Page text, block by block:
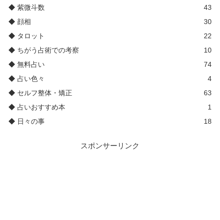
◆ 紫微斗数
43
◆ 顔相
30
◆ タロット
22
◆ ちがう占術での考察
10
◆ 無料占い
74
◆ 占い色々
4
◆ セルフ整体・矯正
63
◆ 占いおすすめ本
1
◆ 日々の事
18
スポンサーリンク